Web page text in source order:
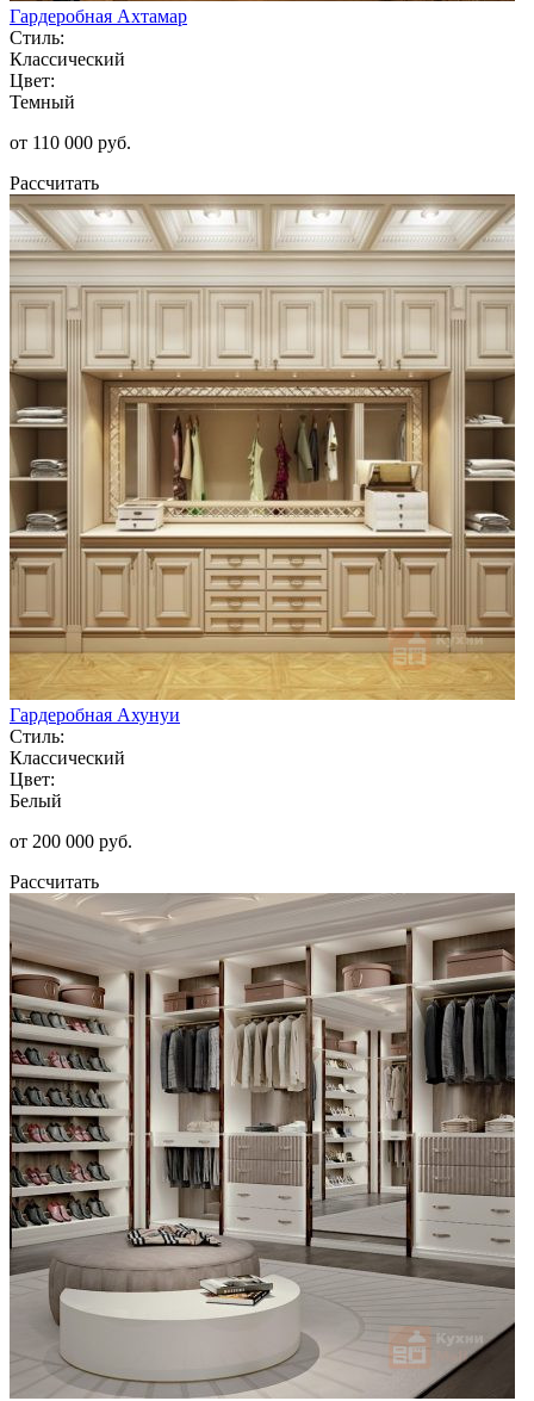
Гардеробная Ахтамар
Стиль:
Классический
Цвет:
Темный
от 110 000 руб.
Рассчитать
Гардеробная Ахунуи
Стиль:
Классический
Цвет:
Белый
от 200 000 руб.
Рассчитать